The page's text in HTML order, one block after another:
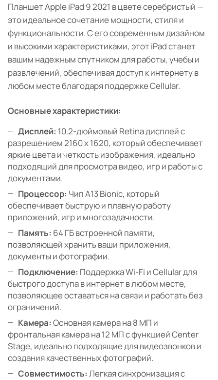
Планшет Apple iPad 9 2021 в цвете серебристый —
это идеальное сочетание мощности, стиля и
функциональности. С его современным дизайном
и высокими характеристиками, этот iPad станет
вашим надежным спутником для работы, учебы и
развлечений, обеспечивая доступ к интернету в
любом месте благодаря поддержке Cellular.
Основные характеристики:
Дисплей: 10.2-дюймовый Retina дисплей с
разрешением 2160 x 1620, который обеспечивает
яркие цвета и четкость изображения, идеально
подходящий для просмотра видео, игр и работы с
документами.
Процессор: Чип A13 Bionic, который
обеспечивает быструю и плавную работу
приложений, игр и многозадачности.
Память: 64 ГБ встроенной памяти,
позволяющей хранить ваши приложения,
документы и фотографии.
Подключение: Поддержка Wi-Fi и Cellular для
быстрого доступа в интернет в любом месте,
позволяющее оставаться на связи и работать без
ограничений.
Камера: Основная камера на 8 МП и
фронтальная камера на 12 МП с функцией Center
Stage, идеально подходящие для видеозвонков и
создания качественных фотографий.
Совместимость: Легкая синхронизация с